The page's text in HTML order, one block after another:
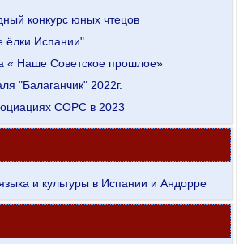
конкурс юных чтецов
ёлки Испании"
« Наше Советское прошлое»
"Балаганчик" 2022г.
СОРС в 2023
и культуры в Испании и Андорре